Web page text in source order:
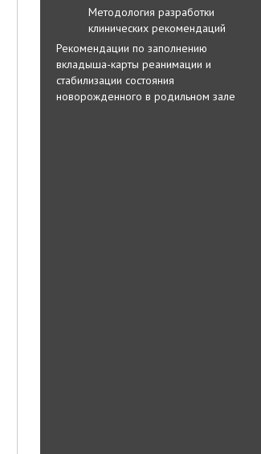
Методология разработки
клинических рекомендаций
Рекомендации по заполнению
вкладыша-карты реанимации и
стабилизации состояния
новорожденного в родильном зале